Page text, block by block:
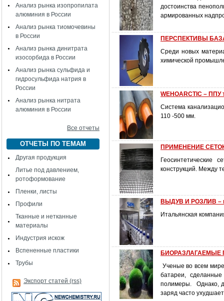
Анализ рынка изопропилата
алюминия в России
Анализ рынка тиомочевины
в России
Анализ рынка динитрата
изосорбида в России
Анализ рынка сульфида и
гидросульфида натрия в
России
Анализ рынка нитрата
алюминия в России
Все отчеты
ОТЧЕТЫ ПО ТЕМАМ
Другая продукция
Литье под давлением,
ротоформование
Пленки, листы
Профили
Тканные и нетканные
материалы
Индустрия искож
Вспененные пластики
Трубы
Экспорт статей (rss)
достоинства
армированных
ПЕРСПЕКТИВЫ
Среди новых
химической
WEHOARCTIC – ППУ
Система
110 -500
ПРИМЕНЕНИЕ
Геосинтетические
конструкций. Между
ВЫДУВ И РОЗЛИВ –
Итальянская
БИОРАЗЛАГАЕМЫЕ
Ученые во всем
батареи,
полимеры. Однако,
заряд часто